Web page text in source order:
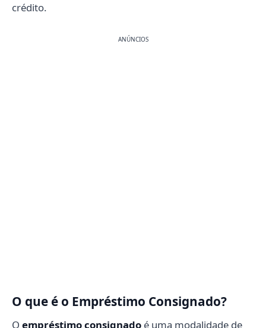
crédito.
ANÚNCIOS
O que é o Empréstimo Consignado?
O empréstimo consignado é uma modalidade de